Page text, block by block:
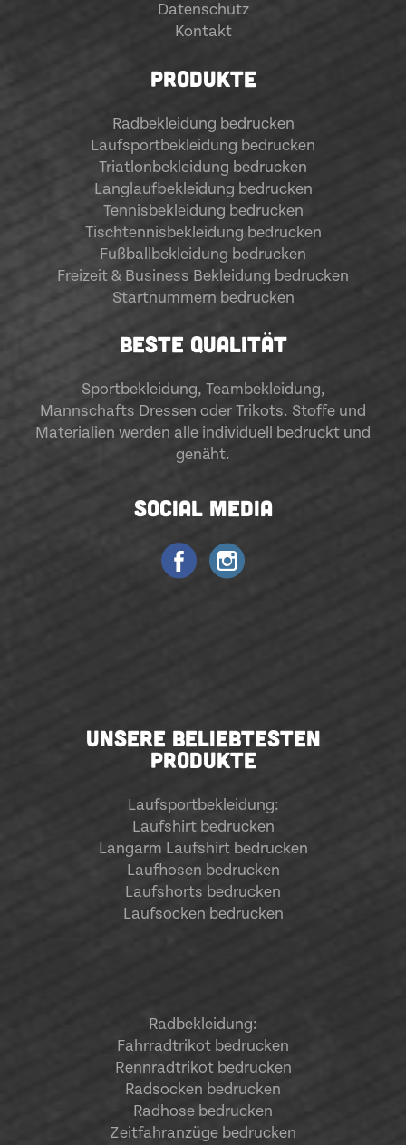
Datenschutz
Kontakt
PRODUKTE
Radbekleidung bedrucken
Laufsportbekleidung bedrucken
Triatlonbekleidung bedrucken
Langlaufbekleidung bedrucken
Tennisbekleidung bedrucken
Tischtennisbekleidung bedrucken
Fußballbekleidung bedrucken
Freizeit & Business Bekleidung bedrucken
Startnummern bedrucken
BESTE QUALITÄT
Sportbekleidung, Teambekleidung,
Mannschafts Dressen oder Trikots. Stoffe und
Materialien werden alle individuell bedruckt und
genäht.
SOCIAL MEDIA
UNSERE BELIEBTESTEN
PRODUKTE
Laufsportbekleidung:
Laufshirt bedrucken
Langarm Laufshirt bedrucken
Laufhosen bedrucken
Laufshorts bedrucken
Laufsocken bedrucken
Radbekleidung:
Fahrradtrikot bedrucken
Rennradtrikot bedrucken
Radsocken bedrucken
Radhose bedrucken
Zeitfahranzüge bedrucken